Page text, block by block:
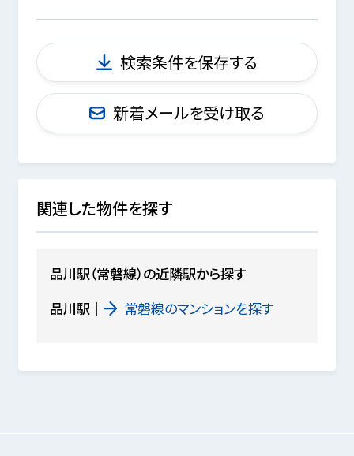
検索条件を保存する
新着メールを受け取る
関連した物件を探す
品川駅（常磐線）の近隣駅から探す
品川駅
常磐線のマンションを探す